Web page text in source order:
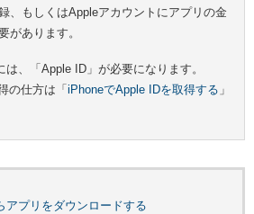
、もしくはAppleアカウントにアプリの金
があります。
、「Apple ID」が必要になります。
の仕方は「iPhoneでApple IDを取得する 」
アプリをダウンロードする